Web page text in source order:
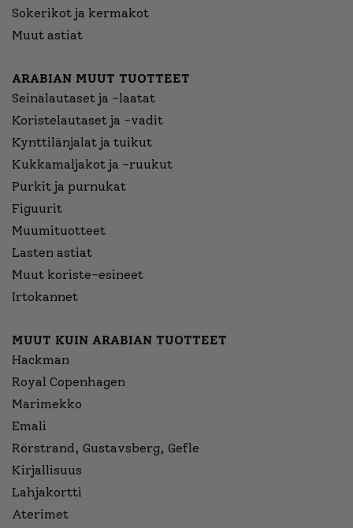
Sokerikot ja kermakot
Muut astiat
ARABIAN MUUT TUOTTEET
Seinälautaset ja -laatat
Koristelautaset ja -vadit
Kynttilänjalat ja tuikut
Kukkamaljakot ja -ruukut
Purkit ja purnukat
Figuurit
Muumituotteet
Lasten astiat
Muut koriste-esineet
Irtokannet
MUUT KUIN ARABIAN TUOTTEET
Hackman
Royal Copenhagen
Marimekko
Emali
Rörstrand, Gustavsberg, Gefle
Kirjallisuus
Lahjakortti
Aterimet